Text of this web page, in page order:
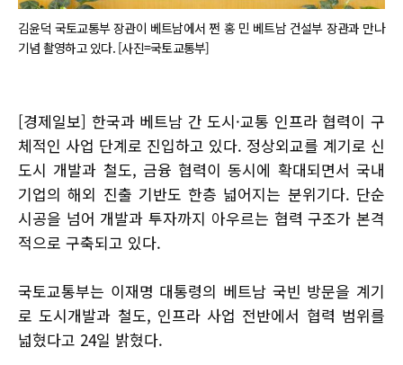
김윤덕 국토교통부 장관이 베트남에서 쩐 홍 민 베트남 건설부 장관과 만나
기념 촬영하고 있다. [사진=국토교통부]
[경제일보] 한국과 베트남 간 도시·교통 인프라 협력이 구
체적인 사업 단계로 진입하고 있다. 정상외교를 계기로 신
도시 개발과 철도, 금융 협력이 동시에 확대되면서 국내
기업의 해외 진출 기반도 한층 넓어지는 분위기다. 단순
시공을 넘어 개발과 투자까지 아우르는 협력 구조가 본격
적으로 구축되고 있다.
국토교통부는 이재명 대통령의 베트남 국빈 방문을 계기
로 도시개발과 철도, 인프라 사업 전반에서 협력 범위를
넓혔다고 24일 밝혔다.